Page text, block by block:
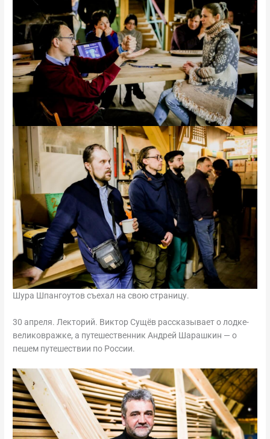
Шура Шпангоутов съехал на свою страницу.
30 апреля. Лекторий. Виктор Сущёв рассказывает о лодке-
великовражке, а путешественник Андрей Шарашкин — о
пешем путешествии по России.